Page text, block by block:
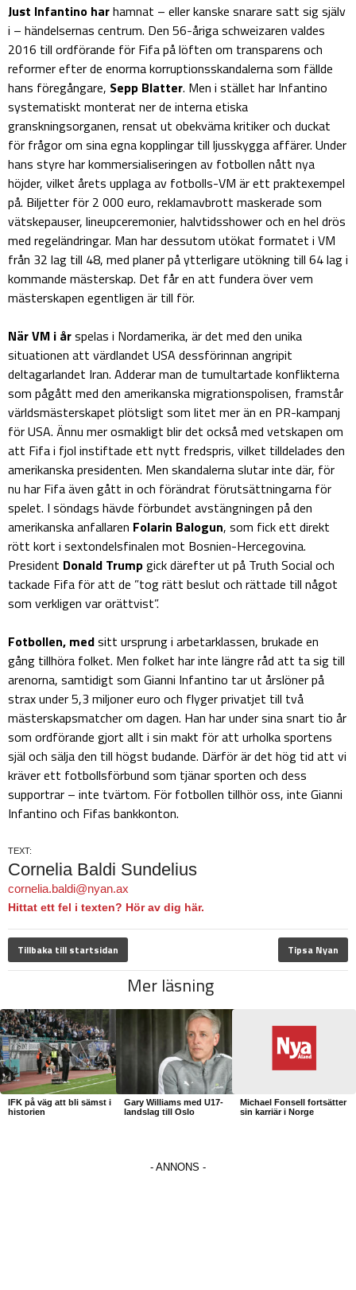
Just Infantino harhamnat – eller kanske snarare satt sig själv
i – händelsernas centrum. Den 56-åriga schweizaren valdes
2016 till ordförande för Fifa på löften om transparens och
reformer efter de enorma korruptionsskandalerna som fällde
hans föregångare, Sepp Blatter. Men i stället har Infantino
systematiskt monterat ner de interna etiska
granskningsorganen, rensat ut obekväma kritiker och duckat
för frågor om sina egna kopplingar till ljusskygga affärer. Under
hans styre har kommersialiseringen av fotbollen nått nya
höjder, vilket årets upplaga av fotbolls-VM är ett praktexempel
på. Biljetter för 2 000 euro, reklamavbrott maskerade som
vätskepauser, lineupceremonier, halvtidsshower och en hel drös
med regeländringar. Man har dessutom utökat formatet i VM
från 32 lag till 48, med planer på ytterligare utökning till 64 lag i
kommande mästerskap. Det får en att fundera över vem
mästerskapen egentligen är till för.
När VM i årspelas i Nordamerika, är det med den unika
situationen att värdlandet USA dessförinnan angripit
deltagarlandet Iran. Adderar man de tumultartade konflikterna
som pågått med den amerikanska migrationspolisen, framstår
världsmästerskapet plötsligt som litet mer än en PR-kampanj
för USA. Ännu mer osmakligt blir det också med vetskapen om
att Fifa i fjol instiftade ett nytt fredspris, vilket tilldelades den
amerikanska presidenten. Men skandalerna slutar inte där, för
nu har Fifa även gått in och förändrat förutsättningarna för
spelet. I söndags hävde förbundet avstängningen på den
amerikanska anfallaren Folarin Balogun, som fick ett direkt
rött kort i sextondelsfinalen mot Bosnien-Hercegovina.
President Donald Trumpgick därefter ut på Truth Social och
tackade Fifa för att de ”tog rätt beslut och rättade till något
som verkligen var orättvist”.
Fotbollen, medsitt ursprung i arbetarklassen, brukade en
gång tillhöra folket. Men folket har inte längre råd att ta sig till
arenorna, samtidigt som Gianni Infantino tar ut årslöner på
strax under 5,3 miljoner euro och flyger privatjet till två
mästerskapsmatcher om dagen. Han har under sina snart tio år
som ordförande gjort allt i sin makt för att urholka sportens
själ och sälja den till högst budande. Därför är det hög tid att vi
kräver ett fotbollsförbund som tjänar sporten och dess
supportrar – inte tvärtom. För fotbollen tillhör oss, inte Gianni
Infantino och Fifas bankkonton.
TEXT:
Cornelia Baldi Sundelius
cornelia.baldi@nyan.ax
Hittat ett fel i texten? Hör av dig här.
Tillbaka till startsidan Tipsa Nyan
Mer läsning
IFK på väg att bli sämst i
historien
Gary Williams med U17-
landslag till Oslo
Michael Fonsell fortsätter
sin karriär i Norge